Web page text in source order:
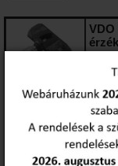
VDO
Sebesség határ
Frekvencia
Szelep